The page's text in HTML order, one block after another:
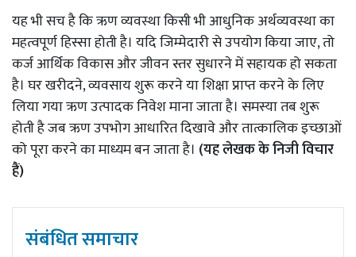
यह भी सच है कि ऋण व्यवस्था किसी भी आधुनिक अर्थव्यवस्था का
महत्वपूर्ण हिस्सा होती है। यदि जिम्मेदारी से उपयोग किया जाए, तो
कर्ज आर्थिक विकास और जीवन स्तर सुधारने में सहायक हो सकता
है। घर खरीदने, व्यवसाय शुरू करने या शिक्षा प्राप्त करने के लिए
लिया गया ऋण उत्पादक निवेश माना जाता है। समस्या तब शुरू
होती है जब ऋण उपभोग आधारित दिखावे और तात्कालिक इच्छाओं
को पूरा करने का माध्यम बन जाता है। (यह लेखक के निजी विचार
हैं)
संबंधित समाचार